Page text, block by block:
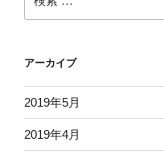
ョ
索:
アーカイブ
2019年5月
2019年4月